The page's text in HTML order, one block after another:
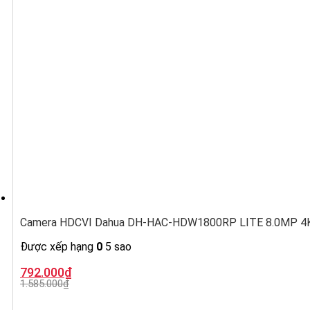
Camera HDCVI Dahua DH-HAC-HDW1800RP LITE 8.0MP
Được xếp hạng 0 5 sao
1.585.000₫
Giá
gốc
là:
792.000₫
Giá
hiện
tại